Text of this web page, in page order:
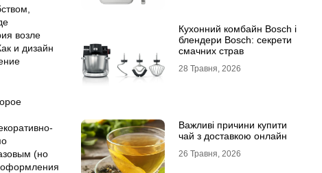
возле
и дизайн
(но
оформления
Кухонний комбайн Bosch і
блендери Bosch: секрети
смачних страв
28 Травня, 2026
Важливі причини купити
чай з доставкою онлайн
26 Травня, 2026